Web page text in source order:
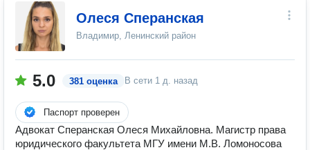
Олеся Сперанская
Владимир, Ленинский район
5.0 381 оценка В сети 1 д. назад
Паспорт проверен
Адвокат Сперанская Олеся Михайловна. Магистр права
юридического факультета МГУ имени М.В. Ломоносова